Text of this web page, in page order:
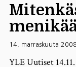
14. marraskuuta
YLE Uutiset